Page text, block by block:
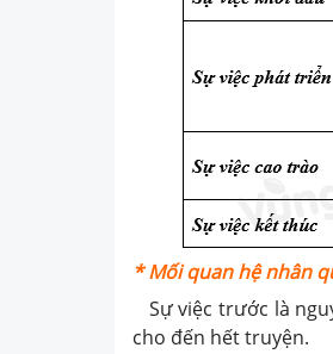
* Mối quan hệ nhân
Sự việc trước là
cho đến hết truyện.